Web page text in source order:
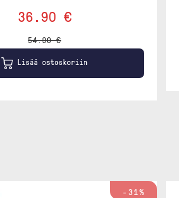
36.90 €
54.90 €
Lisää ostoskoriin
-31%